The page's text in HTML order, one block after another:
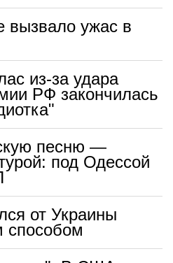
вызвало ужас в
из-за удара
РФ закончилась
песню —
под Одессой
от Украины
способом